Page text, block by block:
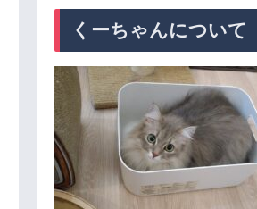
くーちゃんについて